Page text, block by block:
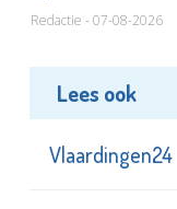
Redactie - 07-08-2026
Lees ook
Vlaardingen24